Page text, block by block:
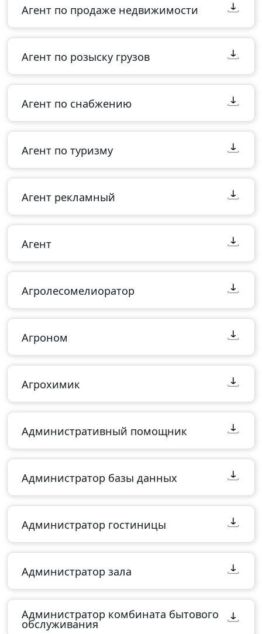
Агент по продаже недвижимости
Агент по розыску грузов
Агент по снабжению
Агент по туризму
Агент рекламный
Агент
Агролесомелиоратор
Агроном
Агрохимик
Административный помощник
Администратор базы данных
Администратор гостиницы
Администратор зала
Администратор комбината бытового
обслуживания